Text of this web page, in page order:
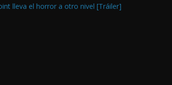
lleva el horror a otro nivel [Tráiler]